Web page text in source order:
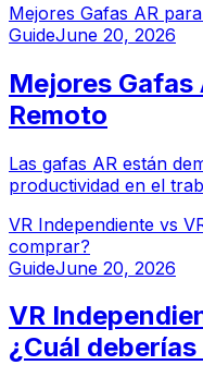
especializadas que
extendida en
Mejores Gafas AR
GuideJune 20, 2026
Mejores Gafas
Remoto
Las gafas AR están
productividad en el
espacio de pantalla sin
de monitores.
VR Independiente vs
comprar?
GuideJune 20, 2026
VR
¿Cuál